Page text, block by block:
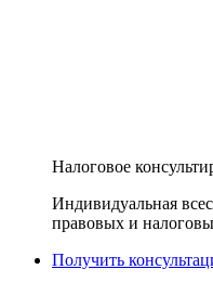
Налоговое
Индивидуальная
правовых и
Получить